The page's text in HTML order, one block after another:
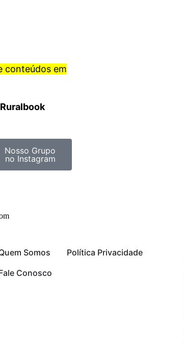
conteúdos em
Nosso Grupo
no Instagram
Somos
Política Privacidade
Conosco